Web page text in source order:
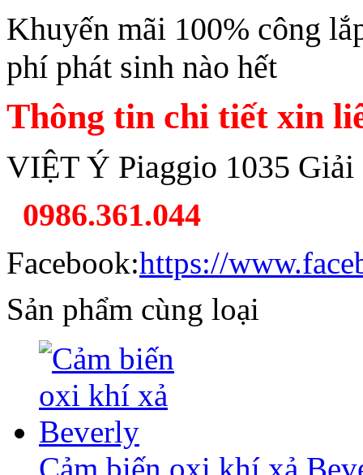
Khuyến mãi 100% công
phí phát sinh nào hết
Thông tin chi tiết xin
VIỆT Ý Piaggio 1035
0986.361.044
Facebook:https://
Sản phẩm cùng loại